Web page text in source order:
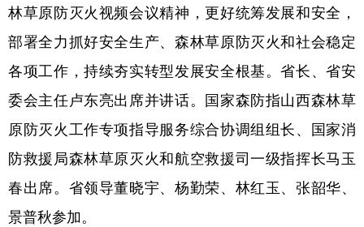
彩票 娱乐 时尚 悦读
公益 一带一路 亚太网 上市公司
地方频道
北京 天津 河北 山西
辽宁
林草原防灭火视频会议精神，更好统筹发展和安全，
部署全力抓好安全生产、森林草原防灭火和社会稳定
各项工作，持续夯实转型发展安全根基。省长、省安
委会主任卢东亮出席并讲话。国家森防指山西森林草
原防灭火工作专项指导服务综合协调组组长、国家消
防救援局森林草原灭火和航空救援司一级指挥长马玉
春出席。省领导董晓宇、杨勤荣、林红玉、张韶华、
景普秋参加。